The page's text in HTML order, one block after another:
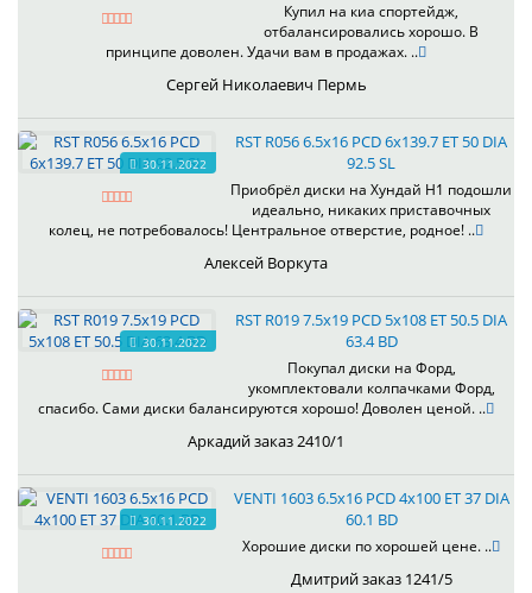
Купил на киа спортейдж,
отбалансировались хорошо. В
принципе доволен. Удачи вам в продажах. ..
Сергей Николаевич Пермь
30.11.2022
RST R056 6.5x16 PCD 6x139.7 ET 50 DIA
92.5 SL
Приобрёл диски на Хундай H1 подошли
идеально, никаких приставочных
колец, не потребовалось! Центральное отверстие, родное! ..
Алексей Воркута
30.11.2022
RST R019 7.5x19 PCD 5x108 ET 50.5 DIA
63.4 BD
Покупал диски на Форд,
укомплектовали колпачками Форд,
спасибо. Сами диски балансируются хорошо! Доволен ценой. ..
Аркадий заказ 2410/1
30.11.2022
VENTI 1603 6.5x16 PCD 4x100 ET 37 DIA
60.1 BD
Хорошие диски по хорошей цене. ..
Дмитрий заказ 1241/5